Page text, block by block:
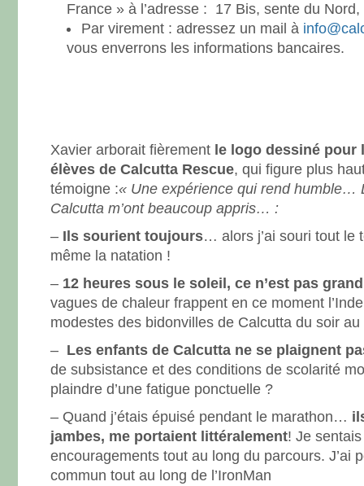
France » à l’adresse : 17 Bis, sente du
Par virement : adressez un mail à
vous enverrons les informations bancaires.
Xavier arborait fièrement le logo dessiné pour
élèves de Calcutta Rescue, qui figure plus
témoigne :« Une expérience qui rend humble…
Calcutta m’ont beaucoup appris… :
– Ils sourient toujours… alors j’ai souri tout
même la natation !
– 12 heures sous le soleil, ce n’est pas
vagues de chaleur frappent en ce moment
modestes des bidonvilles de Calcutta du soir au
– Les enfants de Calcutta ne se plaignent
de subsistance et des conditions de scolarité
plaindre d’une fatigue ponctuelle ?
– Quand j’étais épuisé pendant le marathon…
jambes, me portaient littéralement! Je
encouragements tout au long du parcours. J’ai
commun tout au long de l’IronMan